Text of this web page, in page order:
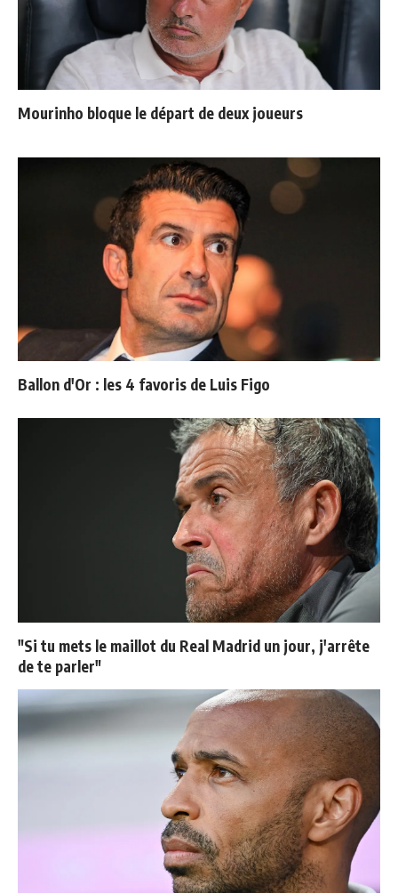
Mourinho bloque le départ de deux joueurs
Ballon d'Or : les 4 favoris de Luis Figo
"Si tu mets le maillot du Real Madrid un jour, j'arrête
de te parler"